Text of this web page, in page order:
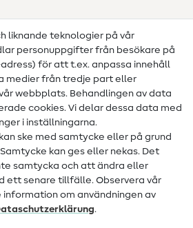
operatör
liknande teknologier på vår
personuppgifter från besökare på
för att t.ex. anpassa innehåll
medier från tredje part eller
webbplats. Behandlingen av data
cookies. Vi delar dessa data med
i inställningarna.
ske med samtycke eller på grund
kan ges eller nekas. Det
samtycka och att ändra eller
ett senare tillfälle. Observera vår
om användningen av
.